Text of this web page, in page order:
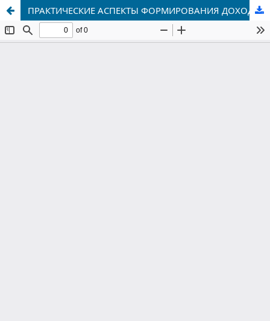
ПРАКТИЧЕСКИЕ АСПЕКТЫ ФОРМИРОВАНИЯ ДОХОДОВ РАБОТНИКОВ ВУЗОВ В УСЛОВИЯХ ТРАНСФОРМАЦИИ СФЕРЫ УСЛУГ